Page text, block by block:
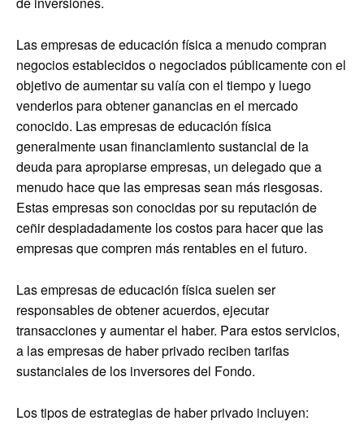
Las empresas de educación física a menudo compran
negocios establecidos o negociados públicamente con el
objetivo de aumentar su valía con el tiempo y luego
venderlos para obtener ganancias en el mercado
conocido. Las empresas de educación física
generalmente usan financiamiento sustancial de la
deuda para apropiarse empresas, un delegado que a
menudo hace que las empresas sean más riesgosas.
Estas empresas son conocidas por su reputación de
ceñir despiadadamente los costos para hacer que las
empresas que compren más rentables en el futuro.
Las empresas de educación física suelen ser
responsables de obtener acuerdos, ejecutar
transacciones y aumentar el haber. Para estos servicios,
a las empresas de haber privado reciben tarifas
sustanciales de los inversores del Fondo.
Los tipos de estrategias de haber privado incluyen: